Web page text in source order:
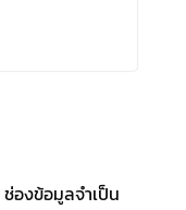
ช่องข้อมูลจำเป็น